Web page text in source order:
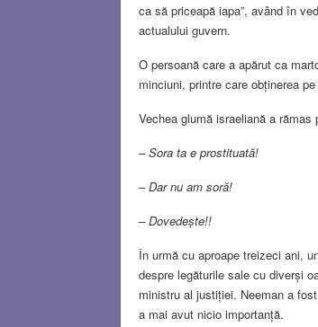
ca să priceapă iapa”, având în
actualului guvern.
O persoană care a apărut ca
minciuni, printre care obținerea
Vechea glumă israeliană a rămas
– Sora ta e prostituată!
– Dar nu am soră!
– Dovedește!!
În urmă cu aproape treizeci ani,
despre legăturile sale cu diverși
ministru al justiției. Neeman a
a mai avut nicio importanță.